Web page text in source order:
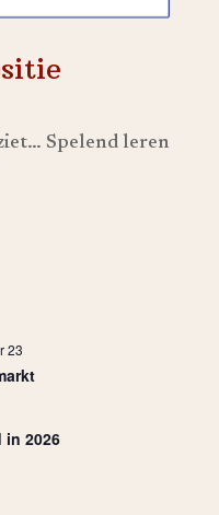
Spelend leren
23
in 2026